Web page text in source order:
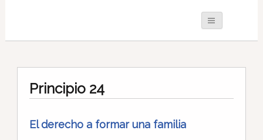
Principio 24
El derecho a formar una familia